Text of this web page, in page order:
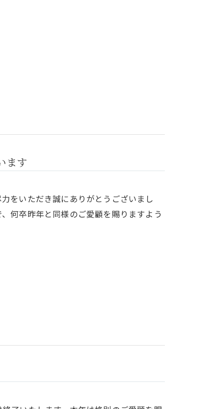
ます
をいただき誠にありがとうございまし
何卒昨年と同様のご愛顧を賜りますよう